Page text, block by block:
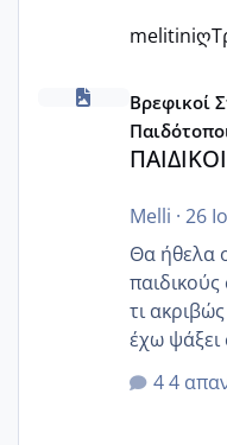
melitiniღ
ΠΑΙΔΙΚΟΙ ΣΤΑΘΜΟΙ ΜΕ
Βρεφικοί
Melli · 26
Θα ήθελα
τι
έχω ψάξει
ότι το
δίδακτρα
4